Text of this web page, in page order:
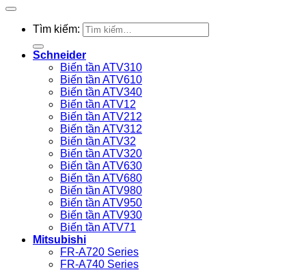
Tìm kiếm:
Schneider
Biến tần ATV310
Biến tần ATV610
Biến tần ATV340
Biến tần ATV12
Biến tần ATV212
Biến tần ATV312
Biến tần ATV32
Biến tần ATV320
Biến tần ATV630
Biến tần ATV680
Biến tần ATV980
Biến tần ATV950
Biến tần ATV930
Biến tần ATV71
Mitsubishi
FR-A720 Series
FR-A740 Series